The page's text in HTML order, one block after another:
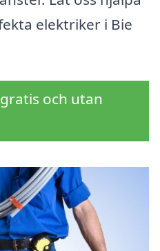
elektriker i Bie
och utan